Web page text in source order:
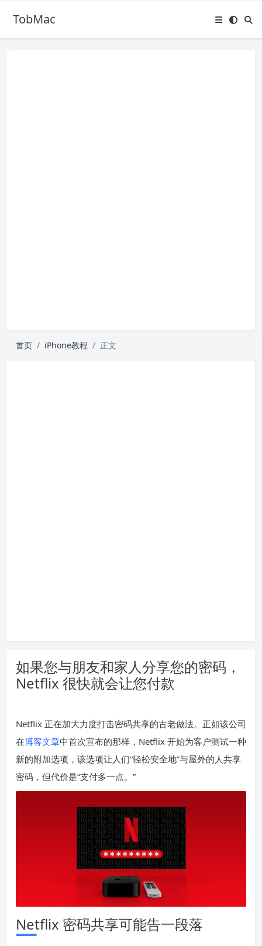
TobMac
首页 iPhone教程 正文
如果您与朋友和家人分享您的密码，
Netflix 很快就会让您付款
Netflix 正在加大力度打击密码共享的古老做法。正如该公司
在博客文章中首次宣布的那样，Netflix 开始为客户测试一种
新的附加选项，该选项让人们“轻松安全地”与屋外的人共享
密码，但代价是“支付多一点。”
Netflix 密码共享可能告一段落